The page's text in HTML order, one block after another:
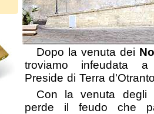
Dopo la venuta dei
troviamo infeudata
Preside di Terra
Con la venuta degli
perde il feudo che